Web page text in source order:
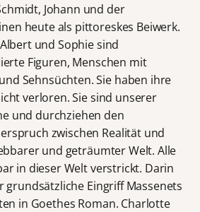
Johann und der
heute als pittoreskes Beiwerk.
und Sophie sind
Figuren, Menschen mit
Sehnsüchten. Sie haben ihre
verloren. Sie sind unserer
und durchziehen den
zwischen Realität und
und geträumter Welt. Alle
in dieser Welt verstrickt. Darin
grundsätzliche Eingriff Massenets
in Goethes Roman. Charlotte